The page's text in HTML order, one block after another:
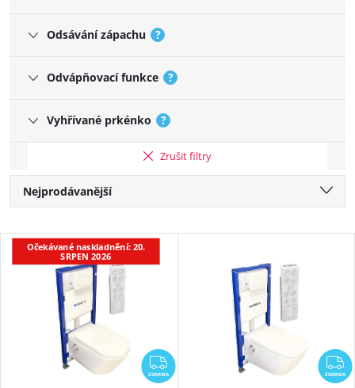
Odsávání zápachu ?
Odvápňovací funkce ?
Vyhřívané prkénko ?
Zrušit filtry
Řazení produktů
Nejprodávanější
Nejdražší
Abecedně
Výpis produktů
Očekávané naskladnění: 20.
SRPEN 2026
ZDARMA
ZDARMA ZDARMA